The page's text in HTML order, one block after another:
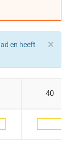
×
en heeft
40